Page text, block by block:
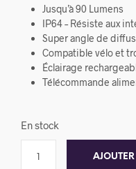
Jusqu’à 90 Lumens
IP64 – Résiste aux
Super angle de
Compatible vélo et
Éclairage
Télécommande
En stock